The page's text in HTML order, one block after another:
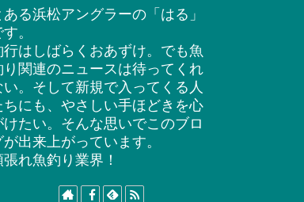
ある浜松アングラーの「はる」
。
行はしばらくおあずけ。でも魚
り関連のニュースは待ってくれ
い。そして新規で入ってくる人
ちにも、やさしい手ほどきを心
けたい。そんな思いでこのブロ
が出来上がっています。
張れ魚釣り業界！